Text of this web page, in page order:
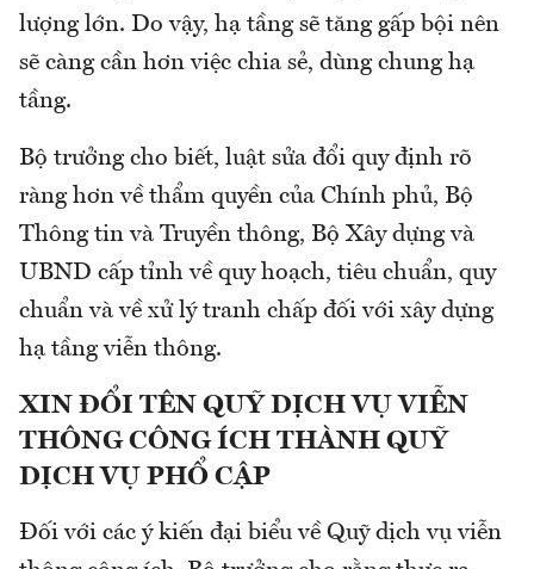
lượng lớn. Do vậy, hạ tầng sẽ tăng gấp bội nên
sẽ càng cần hơn việc chia sẻ, dùng chung hạ
tầng.
Bộ trưởng cho biết, luật sửa đổi quy định rõ
ràng hơn về thẩm quyền của Chính phủ, Bộ
Thông tin và Truyền thông, Bộ Xây dựng và
UBND cấp tỉnh về quy hoạch, tiêu chuẩn, quy
chuẩn và về xử lý tranh chấp đối với xây dựng
hạ tầng viễn thông.
XIN ĐỔI TÊN QUỸ DỊCH VỤ VIỄN
THÔNG CÔNG ÍCH THÀNH QUỸ
DỊCH VỤ PHỔ CẬP
Đối với các ý kiến đại biểu về Quỹ dịch vụ viễn